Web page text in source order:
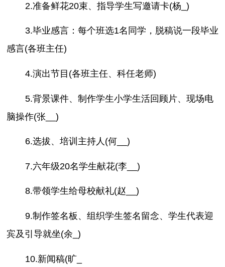
2.准备鲜花20束、指导学生写邀请卡(杨_)
3.毕业感言：每个班选1名同学，脱稿说一段毕业
感言(各班主任)
4.演出节目(各班主任、科任老师)
5.背景课件、制作学生小学生活回顾片、现场电
脑操作(张__)
6.选拔、培训主持人(何__)
7.六年级20名学生献花(李__)
8.带领学生给母校献礼(赵__)
9.制作签名板、组织学生签名留念、学生代表迎
宾及引导就坐(余_)
10.新闻稿(旷_